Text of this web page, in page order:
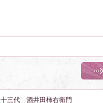
十三代 酒井田柿右衛門